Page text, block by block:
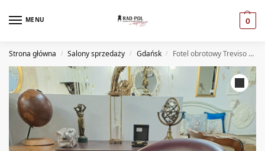
MENU 0
Strona główna / Salony sprzedaży / Gdańsk / Fotel obrotowy Treviso skóra naturalna ( GD )